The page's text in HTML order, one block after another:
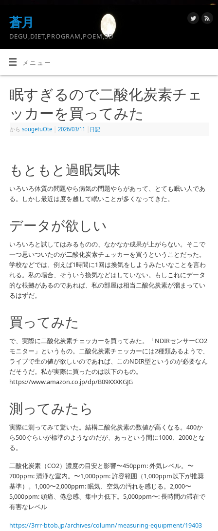
蒼月
DEGU,DIET,PROGRAM,POEM,3D
メニュー
眠すぎるので二酸化炭素チェ
ッカーを買ってみた
から sougetuOte 2026/03/11 日記
もともと過眠気味
いろいろ体質の問題やら病気の問題やらがあって、とても眠い人であ
る。しかし最近は度を越して眠いことが多くなってきた。
データが欲しい
いろいろと試してはみるものの、なかなか成果が上がらない。そこで
一つ思いついたのが二酸化炭素チェッカーを買うということだった。
学校などでは、例えば1時間に1回は換気をしようみたいなことを言わ
れる。私の場合、そういう換気などはしていない。もしこれにデータ
的な根拠があるのであれば、私の部屋は相当二酸化炭素が溜まってい
るはずだ。
買ってみた
で、実際に二酸化炭素チェッカーを買ってみた。「NDIRセンサーCO2
モニター」というもの。二酸化炭素チェッカーには2種類あるようで、
ライブで生の値が欲しいのであれば、このNDIR型というのが必要なん
だそうだ。私が実際に買ったのは以下のもの。
https://www.amazon.co.jp/dp/B09XXXKGJG
測ってみたら
実際に測ってみて驚いた。結構二酸化炭素の数値が高くなる。400か
ら500ぐらいが標準のようなのだが、あっという間に1000、2000とな
る。
二酸化炭素（CO2）濃度の目安と影響〜450ppm: 外気レベル。〜
700ppm: 清浄な室内。〜1,000ppm: 許容範囲（1,000ppm以下が推奨
基準）。1,000〜2,000ppm: 眠気、空気の汚れを感じる。2,000〜
5,000ppm: 頭痛、倦怠感、集中力低下。5,000ppm〜: 長時間の滞在で
有害なレベル
https://3rrr-btob.jp/archives/column/measuring-equipment/19403